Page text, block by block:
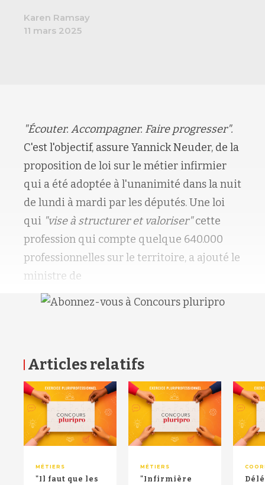
Karen Ramsay
11 mars 2025
"Écouter. Accompagner. Faire progresser".
C'estl'objectif, assure YannickNeuder, de la
proposition de loi sur le métier infirmier
qui a été adoptée à l'unanimité dans la nuit
de lundi à mardi par les députés.Une loi
qui "vise à structurer et valoriser"cette
profession qui compte quelque 640.000
professionnelles sur le territoire, a ajouté le
ministre de
Articles relatifs
MÉTIERS
"Il faut que les
MÉTIERS
"Infirmière
RETOUR HAUT DE PAGE